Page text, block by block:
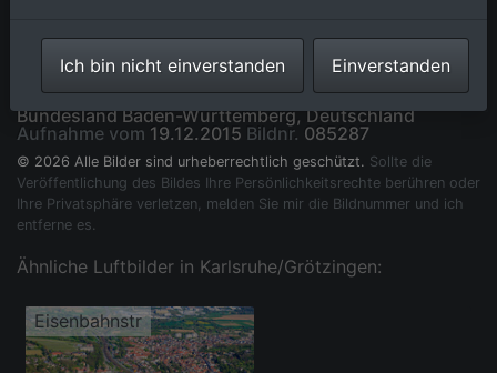
Herdweg im Ortsteil Grötzingen in Karlsruhe im
Bundesland Baden-Württemberg, Deutschland
Aufnahme vom 19.12.2015 Bildnr. 085287
© 2026 Alle Bilder sind urheberrechtlich geschützt. Sollte die
Veröffentlichung des Bildes Ihre Persönlichkeitsrechte berühren oder
Ihre Privatsphäre verletzen, melden Sie mir die Bildnummer und ich
entferne es.
Ähnliche Luftbilder in Karlsruhe/Grötzingen:
Eisenbahnstr
Ich bin nicht einverstanden Einverstanden